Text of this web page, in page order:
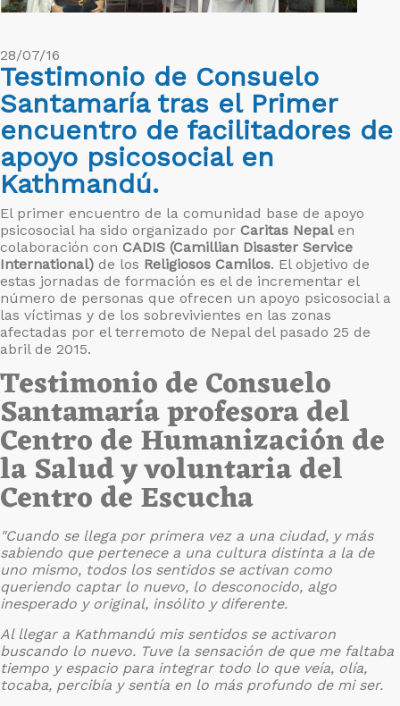
28/07/16
Testimonio de Consuelo
Santamaría tras el Primer
encuentro de facilitadores de
apoyo psicosocial en
Kathmandú.
El primer encuentro de la comunidad base de apoyo
psicosocial ha sido organizado por Caritas Nepalen
colaboración con CADIS (Camillian Disaster Service
International) de los Religiosos Camilos. El objetivo de
estas jornadas de formación es el de incrementar el
número de personas que ofrecen un apoyo psicosocial a
las víctimas y de los sobrevivientes en las zonas
afectadas por el terremoto de Nepal del pasado 25 de
abril de 2015.
Testimonio de Consuelo
Santamaría profesora del
Centro de Humanización de
la Salud y voluntaria del
Centro de Escucha
"Cuando se llega por primera vez a una ciudad, y más
sabiendo que pertenece a una cultura distinta a la de
uno mismo, todos los sentidos se activan como
queriendo captar lo nuevo, lo desconocido, algo
inesperado y original, insólito y diferente.
Al llegar a Kathmandú mis sentidos se activaron
buscando lo nuevo. Tuve la sensación de que me faltaba
tiempo y espacio para integrar todo lo que veía, olía,
tocaba, percibía y sentía en lo más profundo de mi ser.